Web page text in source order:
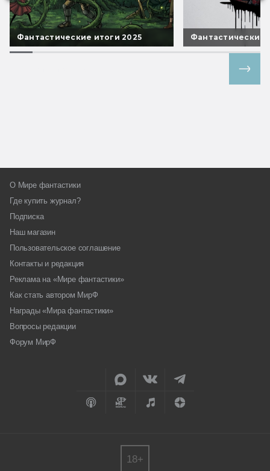
Фантастические итоги 2025 Фантастические
О Мире фантастики
Где купить журнал?
Подписка
Наш магазин
Пользовательское соглашение
Контакты и редакция
Реклама на «Мире фантастики»
Как стать автором МирФ
Награды «Мира фантастики»
Вопросы редакции
Форум МирФ
18+